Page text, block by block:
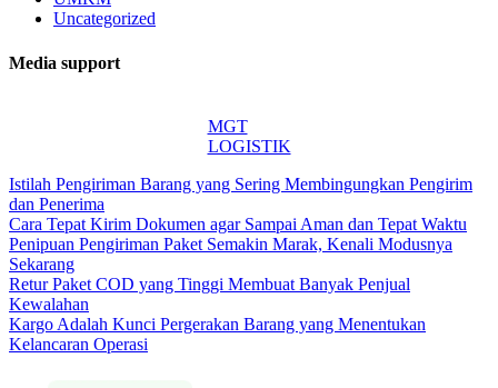
Uncategorized
Media support
MGT
LOGISTIK
Istilah Pengiriman Barang yang Sering Membingungkan Pengirim
dan Penerima
Cara Tepat Kirim Dokumen agar Sampai Aman dan Tepat Waktu
Penipuan Pengiriman Paket Semakin Marak, Kenali Modusnya
Sekarang
Retur Paket COD yang Tinggi Membuat Banyak Penjual
Kewalahan
Kargo Adalah Kunci Pergerakan Barang yang Menentukan
Kelancaran Operasi